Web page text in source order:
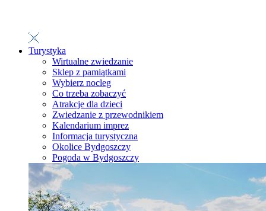
Turystyka
Wirtualne zwiedzanie
Sklep z pamiątkami
Wybierz nocleg
Co trzeba zobaczyć
Atrakcje dla dzieci
Zwiedzanie z przewodnikiem
Kalendarium imprez
Informacja turystyczna
Okolice Bydgoszczy
Pogoda w Bydgoszczy